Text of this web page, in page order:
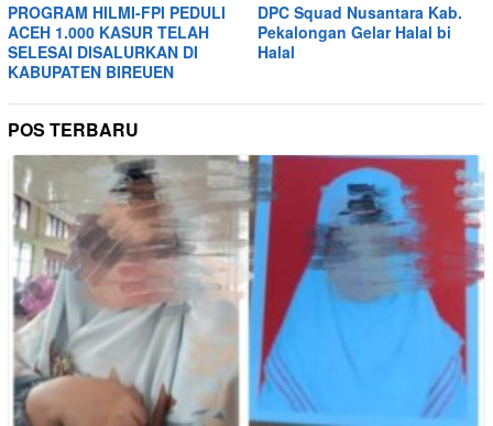
PROGRAM HILMI-FPI PEDULI
ACEH 1.000 KASUR TELAH
SELESAI DISALURKAN DI
KABUPATEN BIREUEN
DPC Squad Nusantara Kab.
Pekalongan Gelar Halal bi
Halal
POS TERBARU